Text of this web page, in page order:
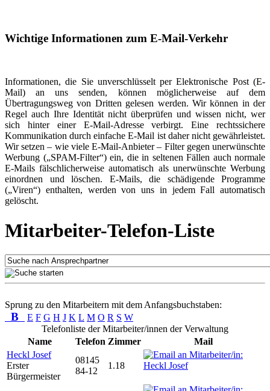
Wichtige Informationen zum E-Mail-Verkehr
Informationen, die Sie unverschlüsselt per Elektronische Post (E-
Mail) an uns senden, können möglicherweise auf dem
Übertragungsweg von Dritten gelesen werden. Wir können in der
Regel auch Ihre Identität nicht überprüfen und wissen nicht, wer
sich hinter einer E-Mail-Adresse verbirgt. Eine rechtssichere
Kommunikation durch einfache E-Mail ist daher nicht gewährleistet.
Wir setzen – wie viele E-Mail-Anbieter – Filter gegen unerwünschte
Werbung („SPAM-Filter“) ein, die in seltenen Fällen auch normale
E-Mails fälschlicherweise automatisch als unerwünschte Werbung
einordnen und löschen. E-Mails, die schädigende Programme
(„Viren“) enthalten, werden von uns in jedem Fall automatisch
gelöscht.
Mitarbeiter-Telefon-Liste
Sprung zu den Mitarbeitern mit dem Anfangsbuchstaben:
B E F G H J K L M O R S W
Telefonliste der Mitarbeiter/innen der Verwaltung
Name
Telefon Zimmer
Mail
Heckl Josef
Erster
Bürgermeister
08145
84-12
1.18